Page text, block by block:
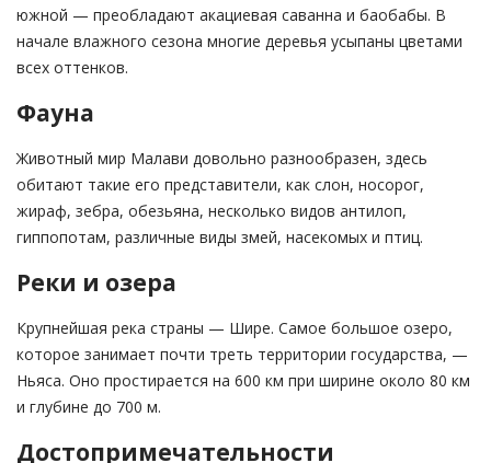
южной — преобладают акациевая саванна и баобабы. В
начале влажного сезона многие деревья усыпаны цветами
всех оттенков.
Фауна
Животный мир Малави довольно разнообразен, здесь
обитают такие его представители, как слон, носорог,
жираф, зебра, обезьяна, несколько видов антилоп,
гиппопотам, различные виды змей, насекомых и птиц.
Реки и озера
Крупнейшая река страны — Шире. Самое большое озеро,
которое занимает почти треть территории государства, —
Ньяса. Оно простирается на 600 км при ширине около 80 км
и глубине до 700 м.
Достопримечательности